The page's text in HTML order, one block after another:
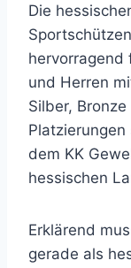
Die
hervorragend
und Herren
Silber,
dem KK
hessischen
Erklärend
gerade als